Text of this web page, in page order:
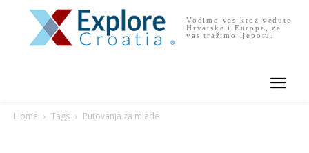
Vodimo vas kroz vedute
Hrvatske i Europe, za
vas tražimo ljepotu.
Home Tags Putovanja za mlade